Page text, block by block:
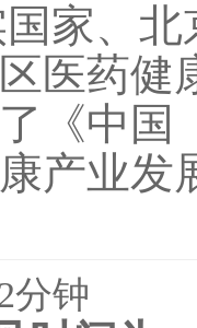
家、
医药健
《中
产业
分钟